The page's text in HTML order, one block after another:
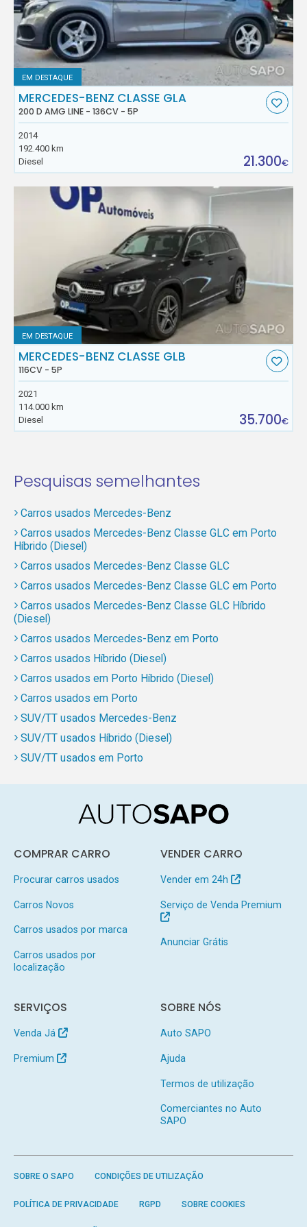
EM DESTAQUE
MERCEDES-BENZ CLASSE GLA
200 D AMG LINE - 136CV - 5P
2014
192.400 km
Diesel
21.300€
EM DESTAQUE
MERCEDES-BENZ CLASSE GLB
116CV - 5P
2021
114.000 km
Diesel
35.700€
Pesquisas semelhantes
Carros usados Mercedes-Benz
Carros usados Mercedes-Benz Classe GLC em Porto
Híbrido (Diesel)
Carros usados Mercedes-Benz Classe GLC
Carros usados Mercedes-Benz Classe GLC em Porto
Carros usados Mercedes-Benz Classe GLC Híbrido
(Diesel)
Carros usados Mercedes-Benz em Porto
Carros usados Híbrido (Diesel)
Carros usados em Porto Híbrido (Diesel)
Carros usados em Porto
SUV/TT usados Mercedes-Benz
SUV/TT usados Híbrido (Diesel)
SUV/TT usados em Porto
COMPRAR CARRO
Procurar carros usados
Carros Novos
Carros usados por marca
Carros usados por
localização
VENDER CARRO
Vender em 24h
Serviço de Venda Premium
Anunciar Grátis
SERVIÇOS
Venda Já
Premium
SOBRE NÓS
Auto SAPO
Ajuda
Termos de utilização
Comerciantes no Auto
SAPO
SOBRE O SAPO CONDIÇÕES DE UTILIZAÇÃO
POLÍTICA DE PRIVACIDADE RGPD SOBRE COOKIES